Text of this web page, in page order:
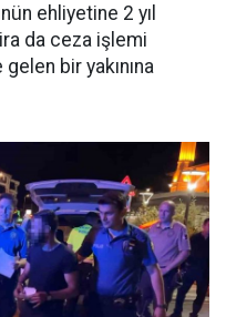
ehliyetine 2 yıl
da ceza işlemi
bir yakınına